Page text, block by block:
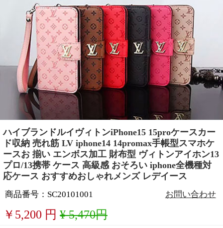
ハイブランドルイヴィトンiPhone15 15proケースカー
ド収納 売れ筋 LV iphone14 14promax手帳型スマホケ
ースお 揃い エンボス加工 財布型 ヴィトンアイホン13
プロ/13携帯 ケース 高級感 おそろい iphone全機種対
応ケース おすすめおしゃれメンズ レデイース
商品番号：SC20101001 お問い合わせ
￥ 5,200 円 ¥ 5,470円